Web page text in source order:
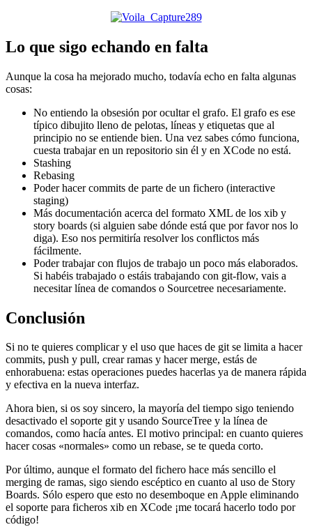
Lo que sigo echando en falta
Aunque la cosa ha mejorado mucho, todavía echo en falta algunas
cosas:
No entiendo la obsesión por ocultar el grafo. El grafo es ese
típico dibujito lleno de pelotas, líneas y etiquetas que al
principio no se entiende bien. Una vez sabes cómo funciona,
cuesta trabajar en un repositorio sin él y en XCode no está.
Stashing
Rebasing
Poder hacer commits de parte de un fichero (interactive
staging)
Más documentación acerca del formato XML de los xib y
story boards (si alguien sabe dónde está que por favor nos lo
diga). Eso nos permitiría resolver los conflictos más
fácilmente.
Poder trabajar con flujos de trabajo un poco más elaborados.
Si habéis trabajado o estáis trabajando con git-flow, vais a
necesitar línea de comandos o Sourcetree necesariamente.
Conclusión
Si no te quieres complicar y el uso que haces de git se limita a hacer
commits, push y pull, crear ramas y hacer merge, estás de
enhorabuena: estas operaciones puedes hacerlas ya de manera rápida
y efectiva en la nueva interfaz.
Ahora bien, si os soy sincero, la mayoría del tiempo sigo teniendo
desactivado el soporte git y usando SourceTree y la línea de
comandos, como hacía antes. El motivo principal: en cuanto quieres
hacer cosas «normales» como un rebase, se te queda corto.
Por último, aunque el formato del fichero hace más sencillo el
merging de ramas, sigo siendo escéptico en cuanto al uso de Story
Boards. Sólo espero que esto no desemboque en Apple eliminando
el soporte para ficheros xib en XCode ¡me tocará hacerlo todo por
código!